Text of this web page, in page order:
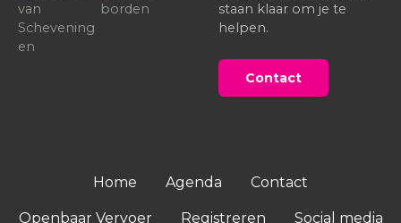
staan klaar om je te
helpen.
Contact
Home Agenda Contact
Openbaar Vervoer Registreren Social media